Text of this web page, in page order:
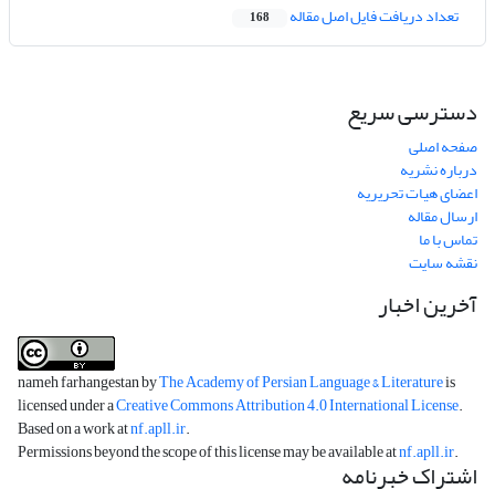
تعداد دریافت فایل اصل مقاله 168
دسترسی سریع
صفحه اصلی
درباره نشریه
اعضای هیات تحریریه
ارسال مقاله
تماس با ما
نقشه سایت
آخرین اخبار
nameh farhangestan byThe Academy of Persian Language & Literatureis
licensed under aCreative Commons Attribution 4.0 International License.
Based on a work atnf.apll.ir.
Permissions beyond the scope of this license may be available atnf.apll.ir.
اشتراک خبرنامه